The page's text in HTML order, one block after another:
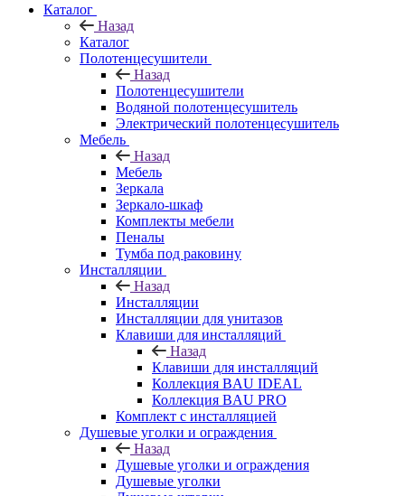
Каталог
Назад
Каталог
Полотенцесушители
Назад
Полотенцесушители
Водяной полотенцесушитель
Электрический полотенцесушитель
Мебель
Назад
Мебель
Зеркала
Зеркало-шкаф
Комплекты мебели
Пеналы
Тумба под раковину
Инсталляции
Назад
Инсталляции
Инсталляции для унитазов
Клавиши для инсталляций
Назад
Клавиши для инсталляций
Коллекция BAU IDEAL
Коллекция BAU PRO
Комплект с инсталляцией
Душевые уголки и ограждения
Назад
Душевые уголки и ограждения
Душевые уголки